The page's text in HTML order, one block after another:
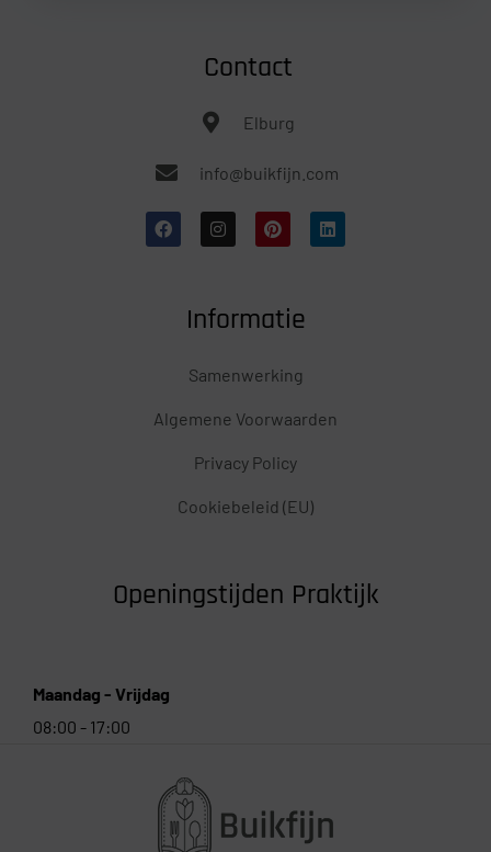
Contact
Elburg
info@buikfijn.com
Informatie
Samenwerking
Algemene Voorwaarden
Privacy Policy
Cookiebeleid (EU)
Openingstijden Praktijk
Maandag - Vrijdag
08:00 - 17:00